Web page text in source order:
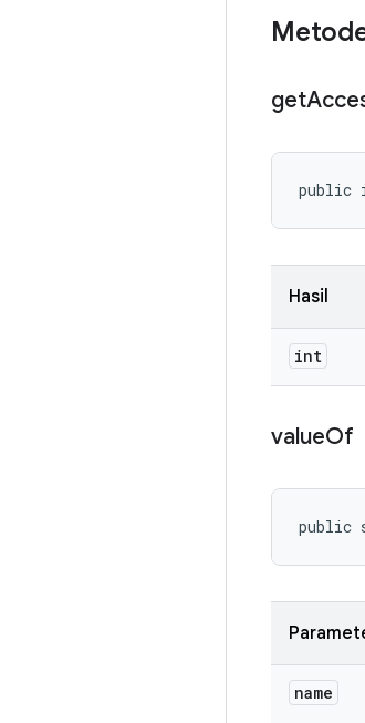
get
public
Hasil
int
valueOf
public
name